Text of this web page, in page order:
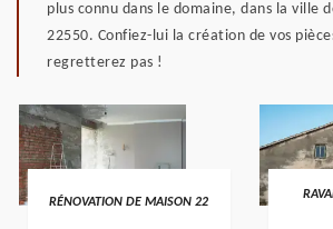
plus connu dans le domaine, dans la ville
22550. Confiez-lui la création de vos
regretterez pas !
RÉNOVATION DE MAISON 22